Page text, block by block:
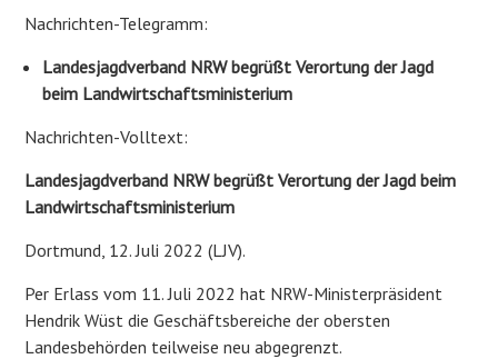
Nachrichten-Telegramm:
Landesjagdverband NRW begrüßt Verortung der Jagd
beim Landwirtschaftsministerium
Nachrichten-Volltext:
Landesjagdverband NRW begrüßt Verortung der Jagd beim
Landwirtschaftsministerium
Dortmund, 12. Juli 2022 (LJV).
Per Erlass vom 11. Juli 2022 hat NRW-Ministerpräsident
Hendrik Wüst die Geschäftsbereiche der obersten
Landesbehörden teilweise neu abgegrenzt.